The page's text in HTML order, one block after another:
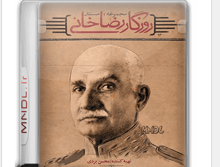
سازه/ معماری/ مهندسی
سرگرمی
شناخت کودکان
علم و فناوری
فرهنگ / هنر
کیهان / نجوم
گردشگری
ماورایی
مسابقات / ورزشی